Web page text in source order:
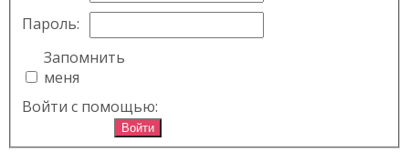
Пароль:
Запомнить
меня
Войти с помощью:
Войти